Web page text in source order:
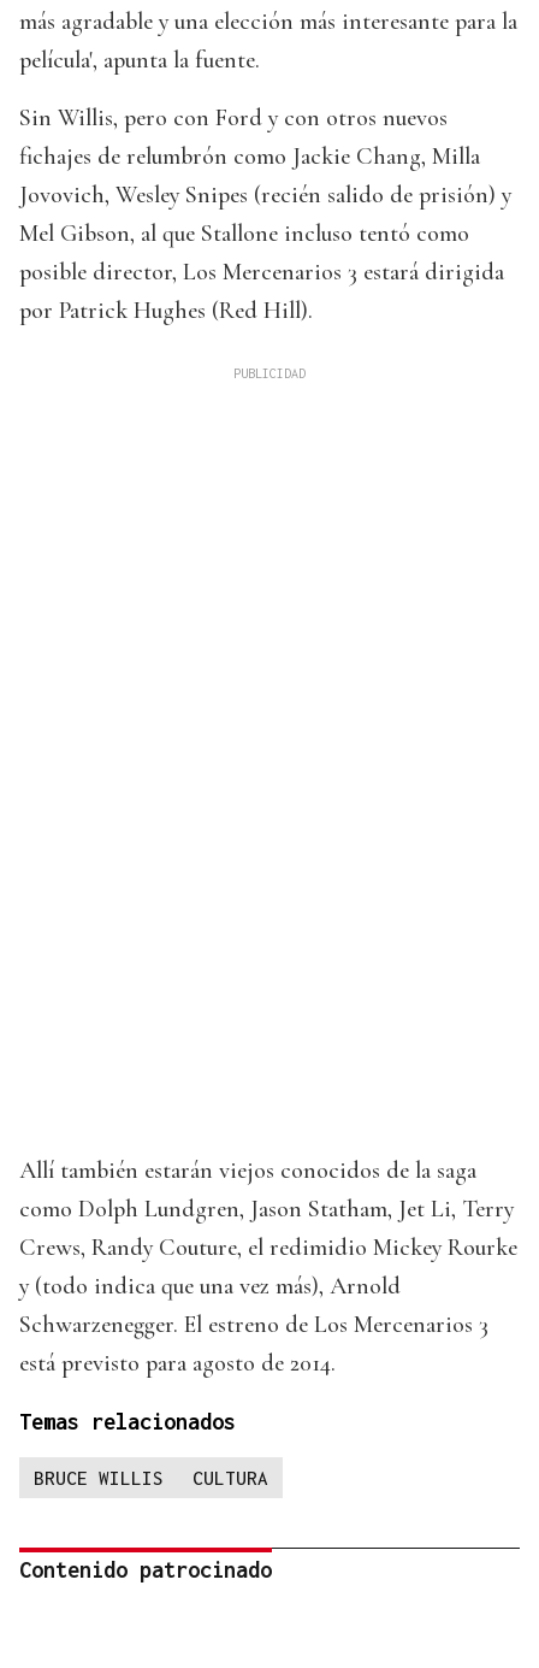
más agradable y una elección más interesante para la
película', apunta la fuente.
Sin Willis, pero con Ford y con otros nuevos
fichajes de relumbrón como Jackie Chang, Milla
Jovovich, Wesley Snipes (recién salido de prisión) y
Mel Gibson, al que Stallone incluso tentó como
posible director, Los Mercenarios 3 estará dirigida
por Patrick Hughes (Red Hill).
Allí también estarán viejos conocidos de la saga
como Dolph Lundgren, Jason Statham, Jet Li, Terry
Crews, Randy Couture, el redimidio Mickey Rourke
y (todo indica que una vez más), Arnold
Schwarzenegger. El estreno de Los Mercenarios 3
está previsto para agosto de 2014.
Temas relacionados
BRUCE WILLIS CULTURA
Contenido patrocinado